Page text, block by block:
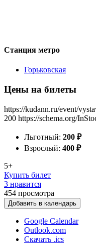
Станция метро
Горьковская
Цены на билеты
https://kudann.ru/event/
200 https://schema.org/
Льготный: 200 ₽
Взрослый: 400 ₽
5+
Купить билет
3 нравится
454 просмотра
Добавить в календарь
Google Calendar
Outlook.com
Скачать .ics